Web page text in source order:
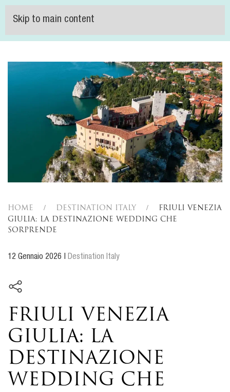
Skip to main content
Home Destination Italy
Friuli Venezia
Giulia: la destinazione wedding che
sorprende
12 Gennaio 2026 | Destination Italy
Friuli Venezia
Giulia: la
destinazione
wedding che